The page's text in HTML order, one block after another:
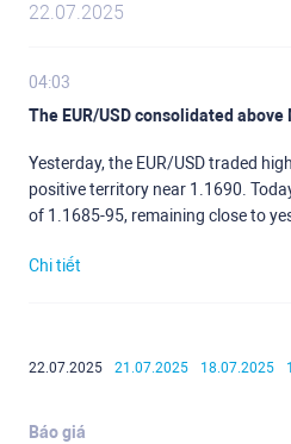
22.07.2025
04:03
The EUR/USD consolidated above
Yesterday, the EUR/USD traded
positive territory near 1.1690.
of 1.1685-95, remaining close to
Chi tiết
22.07.2025 21.07.2025 18.07.2025
Báo giá